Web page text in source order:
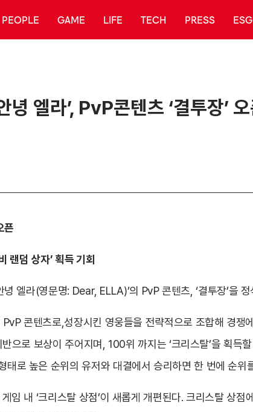
PEOPLE GAME LIFE TECH PRESS ESG
엘라’, PvP콘텐츠 ‘결투장’
픈
비 랜덤 상자’ 획득 기회
엘라(영문명: Dear, ELLA)’의 PvP 콘텐츠, ‘결투장’을
콘텐츠로,성장시킨 영웅들을 전략적으로 조합해 경쟁
으로 보상이 주어지며, 100위 까지는 ‘크리스탈’을 획득
로 높은 순위의 유저와 대결에서 승리하면 한 번에 순위
임 내 ‘크리스탈 상점’이 새롭게 개편된다. 크리스탈 상